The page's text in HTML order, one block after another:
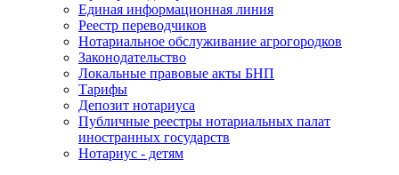
Единая информационная линия
Реестр переводчиков
Нотариальное обслуживание агрогородков
Законодательство
Локальные правовые акты БНП
Тарифы
Депозит нотариуса
Публичные реестры нотариальных палат
иностранных государств
Нотариус - детям